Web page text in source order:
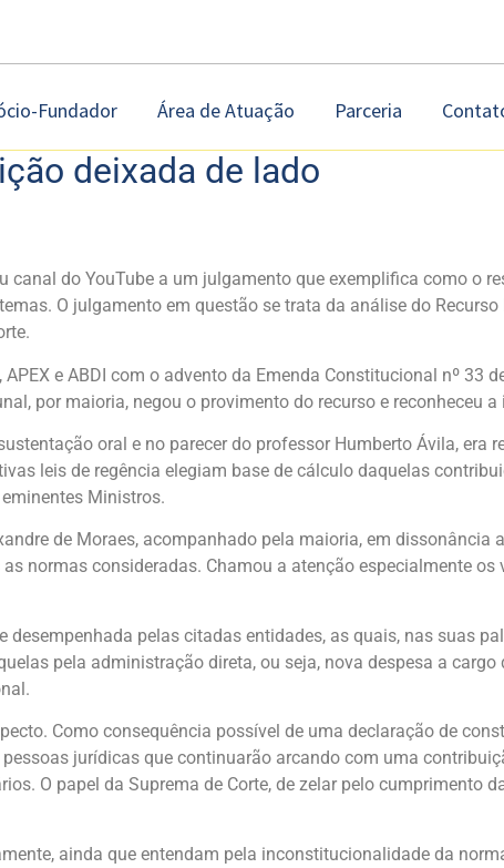
Fundador Área de Atuação Parceria
deixada de lado
do YouTube a um julgamento que exemplifica como o
O julgamento em questão se trata da análise do
e ABDI com o advento da Emenda Constitucional nº 33
por maioria, negou o provimento do recurso e reconheceu
oral e no parecer do professor Humberto Ávila, era
leis de regência elegiam base de cálculo daquelas
Ministros.
de Moraes, acompanhado pela maioria, em dissonância
normas consideradas. Chamou a atenção especialmente
pelas citadas entidades, as quais, nas suas
pela administração direta, ou seja, nova despesa a
Como consequência possível de uma declaração de
jurídicas que continuarão arcando com uma
O papel da Suprema de Corte, de zelar pelo cumprimento
ainda que entendam pela inconstitucionalidade da